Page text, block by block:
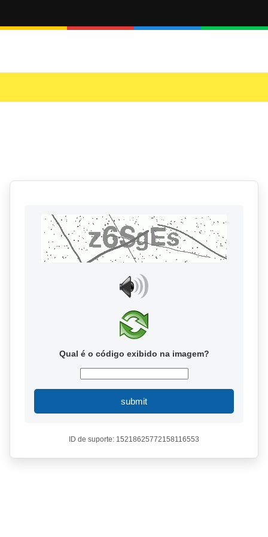
Qual é o código exibido na imagem?
submit
ID de suporte: 15218625772158116553